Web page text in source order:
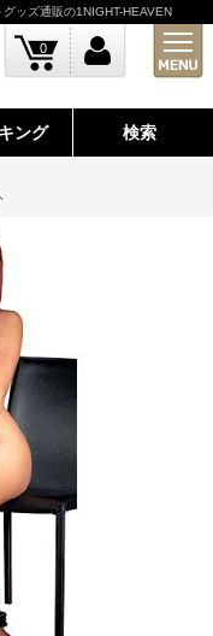
ッズ通販の1NIGHT-HEAVEN
0
ング 検索